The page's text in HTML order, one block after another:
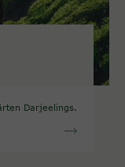
Darjeelings.